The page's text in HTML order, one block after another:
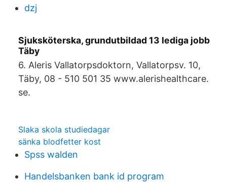
dzj
Sjuksköterska, grundutbildad 13 lediga jobb
Täby
6. Aleris Vallatorpsdoktorn, Vallatorpsv. 10,
Täby, 08 - 510 501 35 www.alerishealthcare.
se.
Slaka skola studiedagar
sänka blodfetter kost
Spss walden
Handelsbanken bank id program